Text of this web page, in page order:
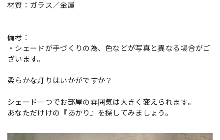
材質：ガラス／金属
備考：
・シェードが手づくりの為、色などが写真と異なる場合がご
ざいます。
柔らかな灯りはいかがですか？
シェード一つでお部屋の雰囲気は大きく変えられます。
あなただけけの『あかり』を探してみましょう。